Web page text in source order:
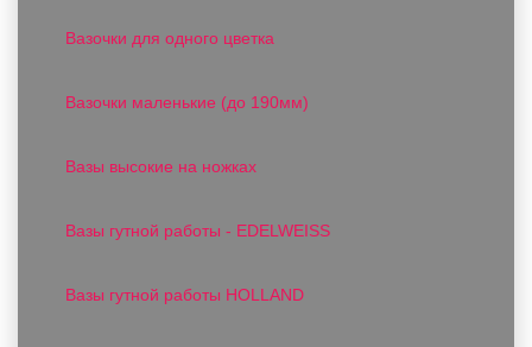
Вазочки для одного цветка
Вазочки маленькие (до 190мм)
Вазы высокие на ножках
Вазы гутной работы - EDELWEISS
Вазы гутной работы HOLLAND